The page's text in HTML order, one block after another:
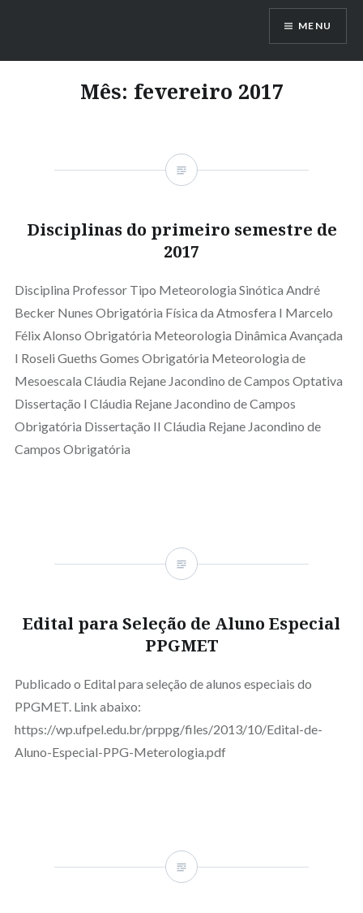
MENU
Mês: fevereiro 2017
Disciplinas do primeiro semestre de
2017
Disciplina Professor Tipo Meteorologia Sinótica André
Becker Nunes Obrigatória Física da Atmosfera I Marcelo
Félix Alonso Obrigatória Meteorologia Dinâmica Avançada
I Roseli Gueths Gomes Obrigatória Meteorologia de
Mesoescala Cláudia Rejane Jacondino de Campos Optativa
Dissertação I Cláudia Rejane Jacondino de Campos
Obrigatória Dissertação II Cláudia Rejane Jacondino de
Campos Obrigatória
Edital para Seleção de Aluno Especial
PPGMET
Publicado o Edital para seleção de alunos especiais do
PPGMET. Link abaixo:
https://wp.ufpel.edu.br/prppg/files/2013/10/Edital-de-
Aluno-Especial-PPG-Meterologia.pdf